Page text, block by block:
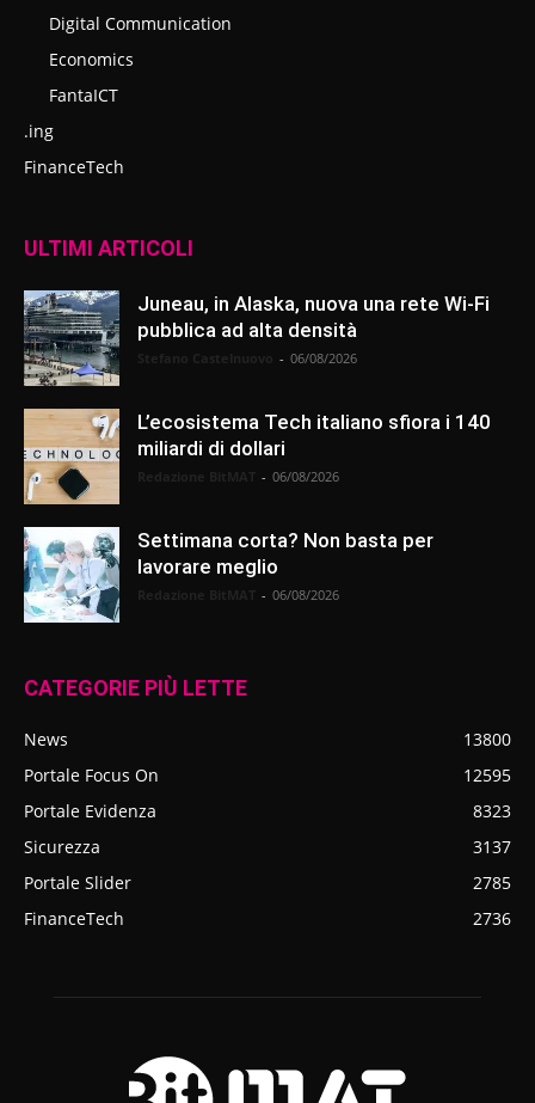
Digital Communication
Economics
FantaICT
.ing
FinanceTech
ULTIMI ARTICOLI
Juneau, in Alaska, nuova una rete Wi-Fi
pubblica ad alta densità
- 06/08/2026
L’ecosistema Tech italiano sfiora i 140
miliardi di dollari
- 06/08/2026
Settimana corta? Non basta per
lavorare meglio
- 06/08/2026
CATEGORIE PIÙ LETTE
News
13800
Portale Focus On
12595
Portale Evidenza
8323
Sicurezza
3137
Portale Slider
2785
FinanceTech
2736